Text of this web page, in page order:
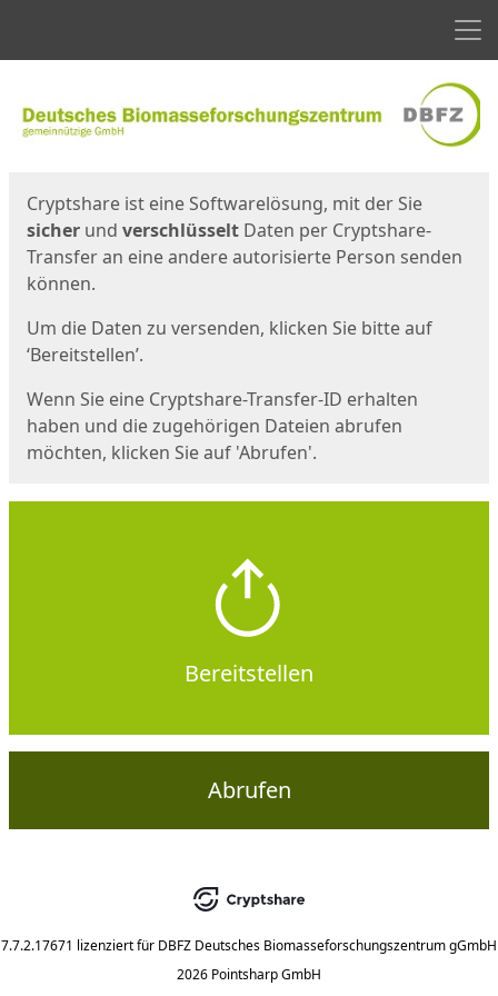
Cryptshare ist eine Softwarelösung, mit der Sie
sicher und verschlüsselt Daten per Cryptshare-
Transfer an eine andere autorisierte Person senden
können.
Um die Daten zu versenden, klicken Sie bitte auf
‘Bereitstellen’.
Wenn Sie eine Cryptshare-Transfer-ID erhalten
haben und die zugehörigen Dateien abrufen
möchten, klicken Sie auf 'Abrufen'.
Bereitstellen
Abrufen
7.7.2.17671 lizenziert für DBFZ Deutsches Biomasseforschungszentrum gGmbH
2026 Pointsharp GmbH